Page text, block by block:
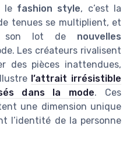
le fashion style, c’est la
tenues se multiplient, et
son lot de nouvelles
Les créateurs rivalisent
des pièces inattendues,
l’attrait irrésistible
dans la mode. Ces
une dimension unique
l’identité de la personne